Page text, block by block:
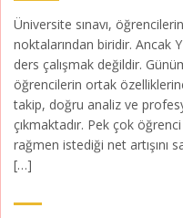
Üniversite sınavı,
noktalarından biridir. Ancak
ders çalışmak değildir.
öğrencilerin ortak
takip, doğru analiz ve
çıkmaktadır. Pek çok
rağmen istediği net artışını
[…]